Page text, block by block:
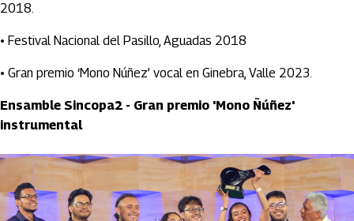
2018.
• Festival Nacional del Pasillo, Aguadas 2018
• Gran premio ‘Mono Núñez’ vocal en Ginebra, Valle 2023.
Ensamble Sincopa2 - Gran premio 'Mono Ñúñez'
instrumental